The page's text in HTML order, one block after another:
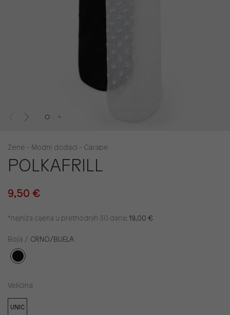
Žene - Modni dodaci - Čarape
POLKAFRILL
9,50 €
*najniža cijena u prethodnih 30 dana: 19,00 €
Boja / CRNO/BIJELA
Veličina
UNIC